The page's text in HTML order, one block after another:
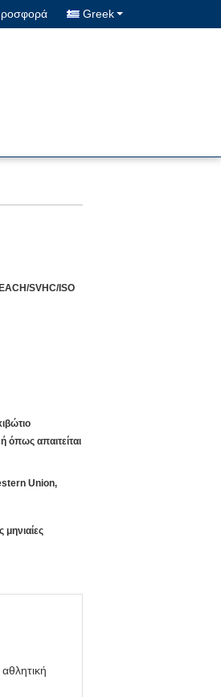
Greek
SVHC/ISO
όπως απαιτείται
Union,
μηνιαίες